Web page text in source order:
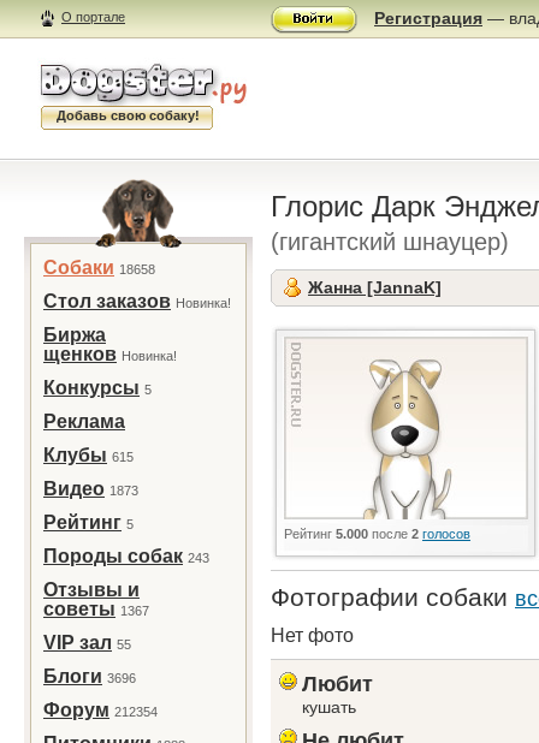
О портале Регистрация —
Добавь свою собаку!
Собаки 18658
Стол заказов Новинка!
Биржа
щенков Новинка!
Конкурсы 5
Реклама
Клубы 615
Видео 1873
Рейтинг 5
Породы собак 243
Отзывы и
советы 1367
VIP зал 55
Блоги 3696
Форум 212354
Глорис Дарк
(гигантский шнауцер)
Жанна [JannaK]
Рейтинг 5.000 после 2 голосов
Фотографии собаки
Нет фото
Любит
кушать